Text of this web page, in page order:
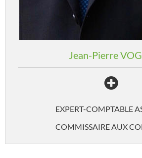
Jean-Pierre
EXPERT-COMPTABLE
COMMISSAIRE AUX